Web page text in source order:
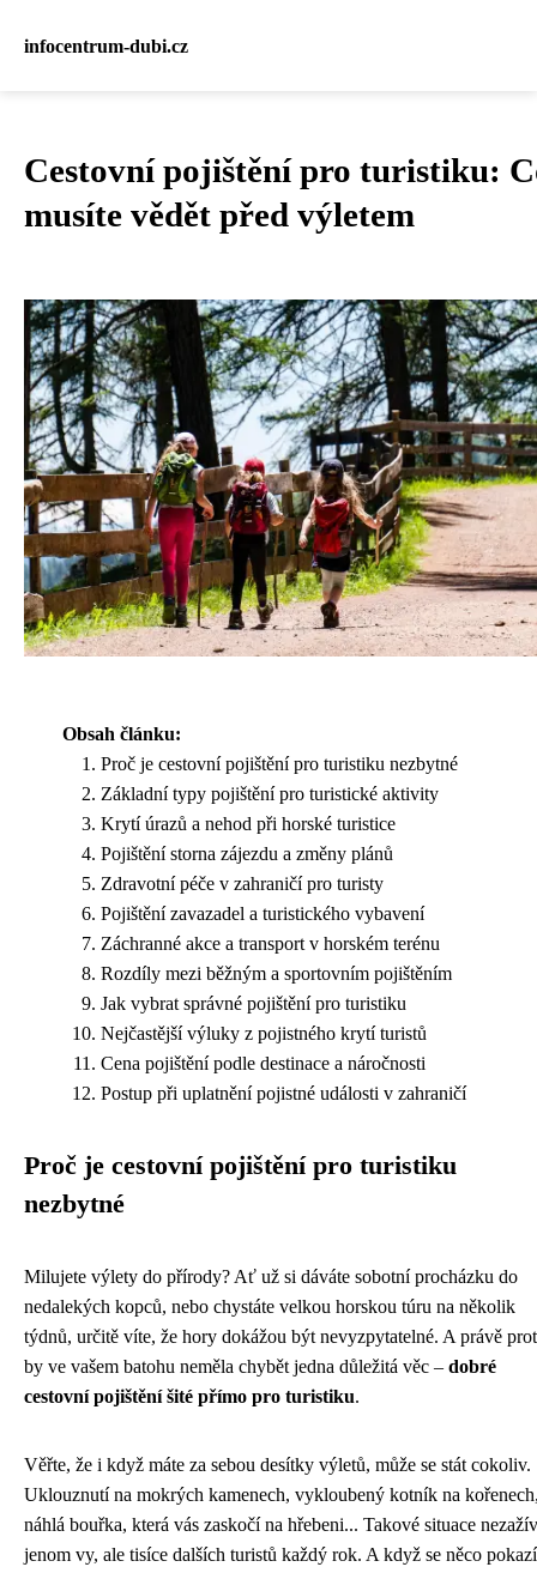
infocentrum-dubi.cz
Cestovní pojištění pro turistiku:
musíte vědět před výletem
Obsah článku:
Proč je cestovní pojištění pro turistiku nezbytné
Základní typy pojištění pro turistické aktivity
Krytí úrazů a nehod při horské turistice
Pojištění storna zájezdu a změny plánů
Zdravotní péče v zahraničí pro turisty
Pojištění zavazadel a turistického vybavení
Záchranné akce a transport v horském terénu
Rozdíly mezi běžným a sportovním pojištěním
Jak vybrat správné pojištění pro turistiku
Nejčastější výluky z pojistného krytí turistů
Cena pojištění podle destinace a náročnosti
Postup při uplatnění pojistné události v zahraničí
Proč je cestovní pojištění pro turistiku
nezbytné
Milujete výlety do přírody? Ať už si dáváte sobotní procházku do
nedalekých kopců, nebo chystáte velkou horskou túru na několik
týdnů, určitě víte, že hory dokážou být nevyzpytatelné. A právě
by ve vašem batohu neměla chybět jedna důležitá věc – dobré
cestovní pojištění šité přímo pro turistiku.
Věřte, že i když máte za sebou desítky výletů, může se stát cokoliv.
Uklouznutí na mokrých kamenech, vykloubený kotník na
náhlá bouřka, která vás zaskočí na hřebeni... Takové situace
jenom vy, ale tisíce dalších turistů každý rok. A když se něco